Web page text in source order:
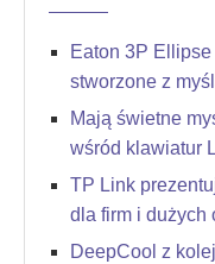
Eaton 3P
stworzone z
Mają świetne
wśród klawiatur
TP Link
dla firm i dużych
DeepCool z